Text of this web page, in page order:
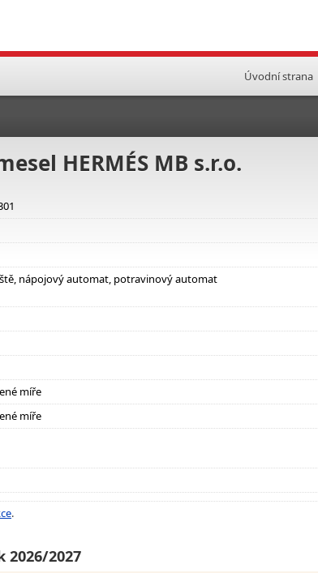
Úvodní strana
HERMÉS MB s.r.o.
nápojový automat, potravinový automat
míře
míře
.
2027